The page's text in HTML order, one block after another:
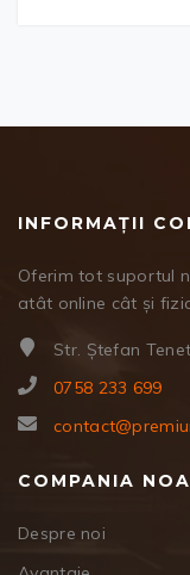
INFORMAȚII
Oferim tot suportul
atât online cât și
Str. Ștefan
0758 233 699
COMPANIA
Despre noi